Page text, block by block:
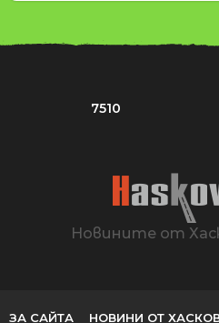
7510
Новините от
ЗА САЙТА НОВИНИ ОТ